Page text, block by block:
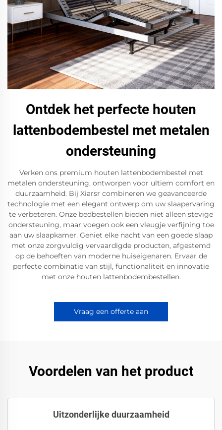
Ontdek het perfecte houten
lattenbodembestel met metalen
ondersteuning
Verken ons premium houten lattenbodembestel met
metalen ondersteuning, ontworpen voor ultiem comfort en
duurzaamheid. Bij Xiarsr combineren we geavanceerde
technologie met een elegant ontwerp om uw slaapervaring
te verbeteren. Onze bedbestellen bieden niet alleen stevige
ondersteuning, maar voegen ook een vleugje verfijning toe
aan uw slaapkamer. Geniet elke nacht van een goede slaap
met onze zorgvuldig vervaardigde producten, afgestemd
op de behoeften van moderne huiseigenaren. Ervaar de
perfecte combinatie van stijl, functionaliteit en innovatie
met onze houten lattenbodembestellen.
Vraag een offerte aan
Voordelen van het product
Uitzonderlijke duurzaamheid